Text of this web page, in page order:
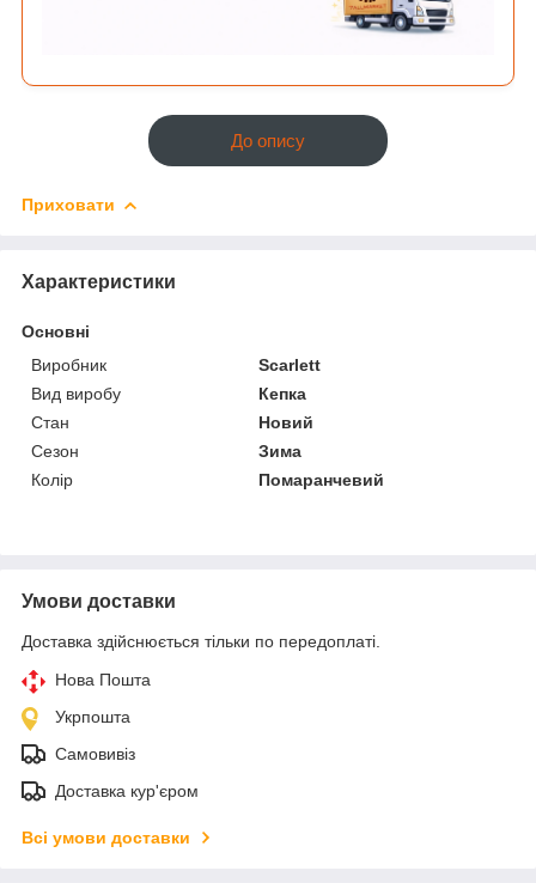
До опису
Приховати
Характеристики
Основні
Виробник
Scarlett
Вид виробу
Кепка
Стан
Новий
Сезон
Зима
Колір
Помаранчевий
Умови доставки
Доставка здійснюється тільки по передоплаті.
Нова Пошта
Укрпошта
Самовивіз
Доставка кур'єром
Всі умови доставки